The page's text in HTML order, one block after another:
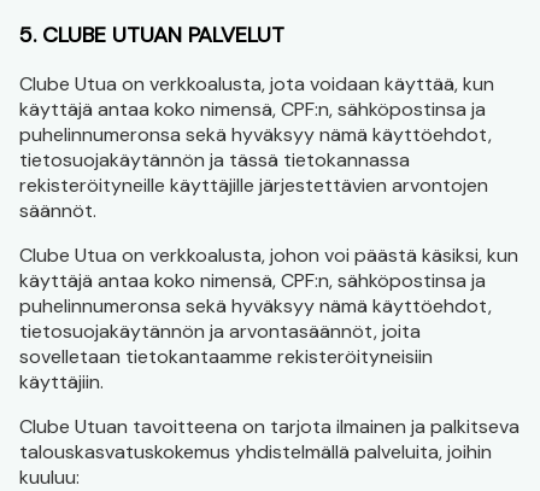
5. CLUBE UTUAN PALVELUT
Clube Utua on verkkoalusta, jota voidaan käyttää, kun
käyttäjä antaa koko nimensä, CPF:n, sähköpostinsa ja
puhelinnumeronsa sekä hyväksyy nämä käyttöehdot,
tietosuojakäytännön ja tässä tietokannassa
rekisteröityneille käyttäjille järjestettävien arvontojen
säännöt.
Clube Utua on verkkoalusta, johon voi päästä käsiksi, kun
käyttäjä antaa koko nimensä, CPF:n, sähköpostinsa ja
puhelinnumeronsa sekä hyväksyy nämä käyttöehdot,
tietosuojakäytännön ja arvontasäännöt, joita
sovelletaan tietokantaamme rekisteröityneisiin
käyttäjiin.
Clube Utuan tavoitteena on tarjota ilmainen ja palkitseva
talouskasvatuskokemus yhdistelmällä palveluita, joihin
kuuluu: